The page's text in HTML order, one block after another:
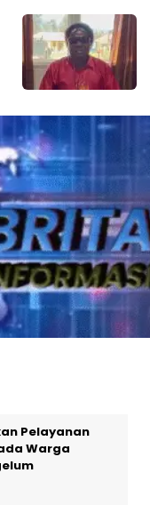
Pelayanan
Warga